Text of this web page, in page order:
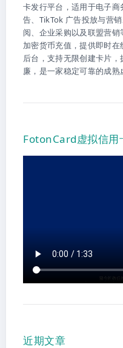
卡发行平台，适用于电子
告、TikTok 广告投放与营
阅、企业采购以及联盟营
加密货币充值，提供即时
后台，支持无限创建卡片
廉，是一家稳定可靠的成熟
FotonCard虚拟信用
近期文章